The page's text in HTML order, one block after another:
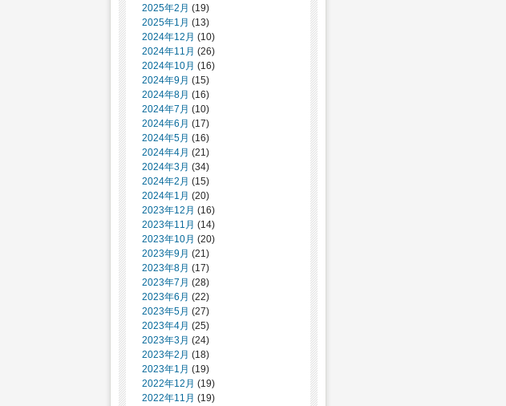
2025年2月 (19)
2025年1月 (13)
2024年12月 (10)
2024年11月 (26)
2024年10月 (16)
2024年9月 (15)
2024年8月 (16)
2024年7月 (10)
2024年6月 (17)
2024年5月 (16)
2024年4月 (21)
2024年3月 (34)
2024年2月 (15)
2024年1月 (20)
2023年12月 (16)
2023年11月 (14)
2023年10月 (20)
2023年9月 (21)
2023年8月 (17)
2023年7月 (28)
2023年6月 (22)
2023年5月 (27)
2023年4月 (25)
2023年3月 (24)
2023年2月 (18)
2023年1月 (19)
2022年12月 (19)
2022年11月 (19)